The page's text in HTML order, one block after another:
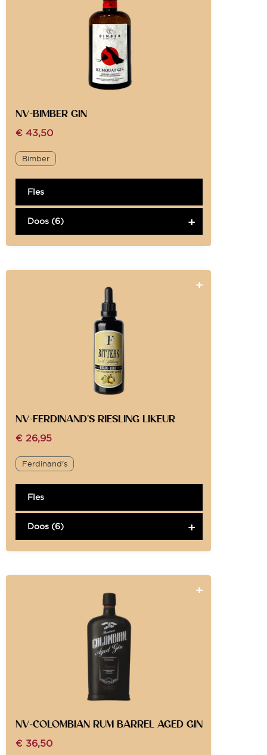
NV-BIMBER GIN
€ 43,50
Bimber
Fles
Doos (6)
NV-FERDINAND’S RIESLING LIKEUR
€ 26,95
Ferdinand's
Fles
Doos (6)
NV-COLOMBIAN RUM BARREL AGED GIN
€ 36,50